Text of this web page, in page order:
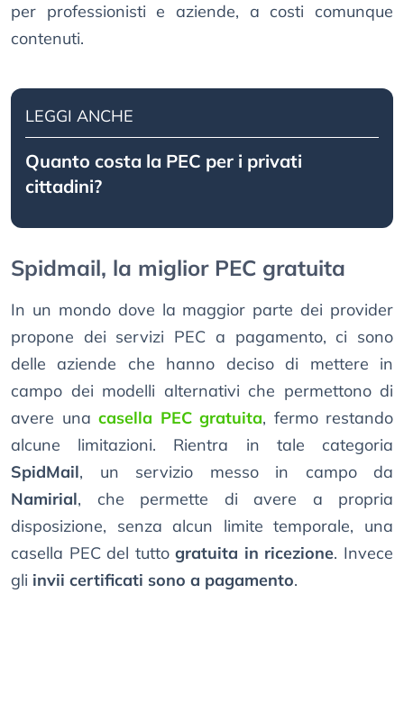
per professionisti e aziende, a costi comunque
contenuti.
LEGGI ANCHE
Quanto costa la PEC per i privati
cittadini?
Spidmail, la miglior PEC gratuita
In un mondo dove la maggior parte dei provider
propone dei servizi PEC a pagamento, ci sono
delle aziende che hanno deciso di mettere in
campo dei modelli alternativi che permettono di
avere una casella PEC gratuita, fermo restando
alcune limitazioni. Rientra in tale categoria
SpidMail, un servizio messo in campo da
Namirial, che permette di avere a propria
disposizione, senza alcun limite temporale, una
casella PEC del tuttogratuita in ricezione. Invece
gli invii certificati sono a pagamento.